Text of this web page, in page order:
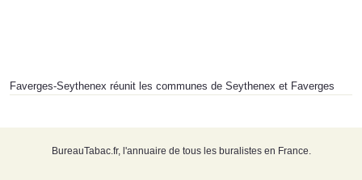
Faverges-Seythenex réunit les communes de Seythenex et Faverges
BureauTabac.fr, l'annuaire de tous les buralistes en France.